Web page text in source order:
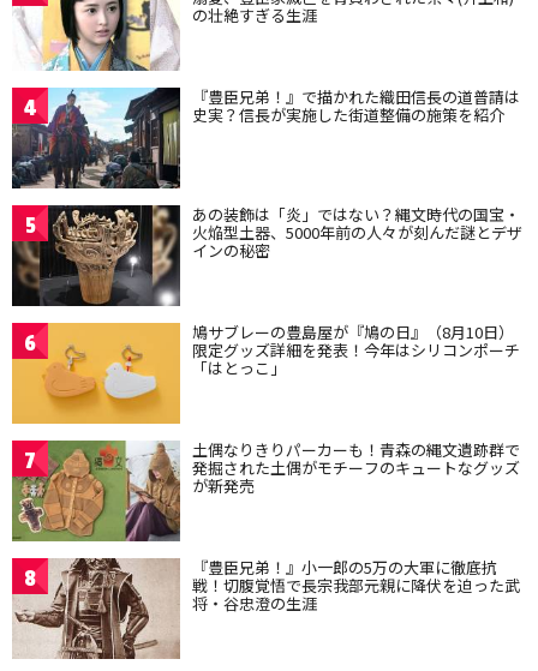
の壮絶すぎる生涯
4 『豊臣兄弟！』で描かれた織田信長の道普請は
史実？信長が実施した街道整備の施策を紹介
5 あの装飾は「炎」ではない？縄文時代の国宝・
火焔型土器、5000年前の人々が刻んだ謎とデザ
インの秘密
6 鳩サブレーの豊島屋が『鳩の日』（8月10日）
限定グッズ詳細を発表！今年はシリコンポーチ
「はとっこ」
7 土偶なりきりパーカーも！青森の縄文遺跡群で
発掘された土偶がモチーフのキュートなグッズ
が新発売
8 『豊臣兄弟！』小一郎の5万の大軍に徹底抗
戦！切腹覚悟で長宗我部元親に降伏を迫った武
将・谷忠澄の生涯